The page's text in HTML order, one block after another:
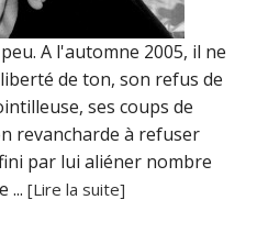
A l'automne 2005, il ne
de ton, son refus de
ses coups de
revancharde à refuser
par lui aliéner nombre
...[Lire la suite]